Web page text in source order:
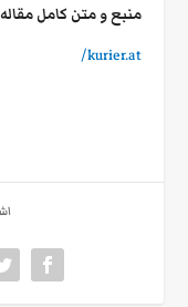
منبع و متن کامل
kurier.at/